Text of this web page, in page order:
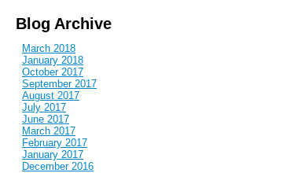
Blog Archive
March 2018
January 2018
October 2017
September 2017
August 2017
July 2017
June 2017
March 2017
February 2017
January 2017
December 2016